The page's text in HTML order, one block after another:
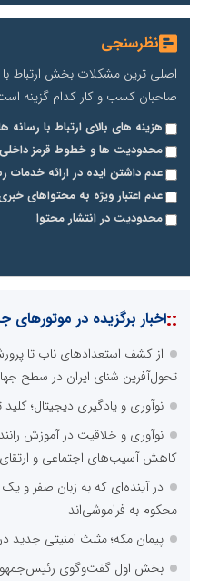
نظرسنجی
اصلی ترین مشکلات بخش ارتباط با
صاحبان کسب و کار کدام گزینه
هزینه های بالای ارتباط با رسانه
محدودیت ها و خطوط قرمز
عدم داشتن ایده در ارائه خدمات
عدم اعتبار ویژه به محتواهای
محدودیت در انتشار محتوا
::اخبار برگزیده در
از کشف استعدادهای ناب تا
تحول‌آفرین شنای ایران در سطح
نوآوری و یادگیری دیجیتال؛
نوآوری و خلاقیت در آموزش
کاهش آسیب‌های اجتماعی و
در آینده‌ای که به زبان صفر و
محکوم به فراموشی‌اند
پیمان مکه؛ مثلث امنیتی جدید
بخش اول گفت‌وگوی رئیس‌جمهور